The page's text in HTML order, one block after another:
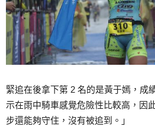
緊追在後拿下第 2 名的是黃于嫣，成
示在雨中騎車感覺危險性比較高，因
步還能夠守住，沒有被追到。」